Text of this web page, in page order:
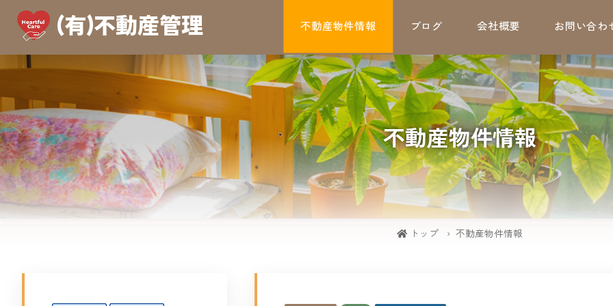
（有）不動産管理 不動産物件情報 ブログ 会社概要 お問い合わ
不動産物件情報
トップ 不動産物件情報